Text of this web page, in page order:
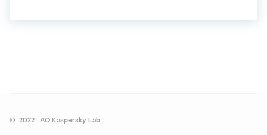
© 2022 AO Kaspersky Lab